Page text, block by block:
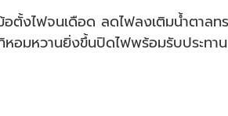
ม้อตั้งไฟจนเดือด ลดไฟลงเติมน้ำตา
หอมหวานยิ่งขึ้นปิดไฟพร้อมรับประทาน